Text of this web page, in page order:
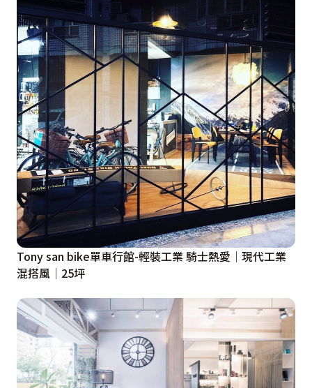
Tony san bike單車行館-輕裝工業 騎士熱愛│現代工業
混搭風│25坪